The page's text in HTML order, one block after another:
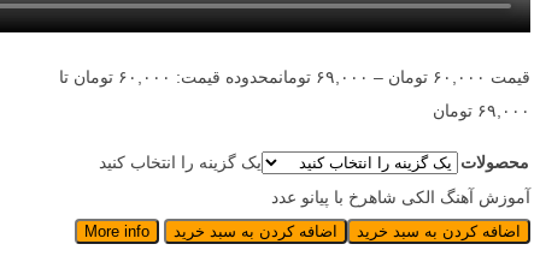
قیمت ۶۰,۰۰۰ تومان – ۶۹,۰۰۰ تومان
محدوده قیمت: ۶۰,۰۰۰ تومان تا
۶۹,۰۰۰ تومان
محصولات
یک گزینه را انتخاب کنید
آموزش آهنگ الکی شاهرخ با پیانو عدد
اضافه کردن به سبد خرید اضافه کردن به سبد خرید More info